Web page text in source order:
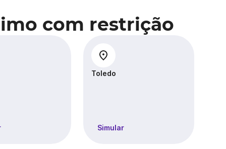
com restrição
Toledo
Simular